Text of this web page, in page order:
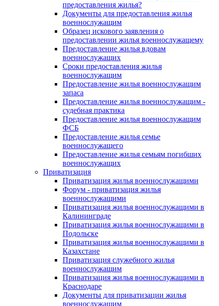
предоставления жилья?
Документы для предоставления жилья
военнослужащим
Образец искового заявления о
предоставлении жилья военнослужащему
Предоставление жилья вдовам
военнослужащих
Сроки предоставления жилья
военнослужащим
Предоставление жилья военнослужащим
запаса
Предоставление жилья военнослужащим -
судебная практика
Предоставление жилья военнослужащим
ФСБ
Предоставление жилья семье
военнослужащего
Предоставление жилья семьям погибших
военнослужащих
Приватизация
Приватизация жилья военнослужащими
Форум - приватизация жилья
военнослужащими
Приватизация жилья военнослужащими в
Калининграде
Приватизация жилья военнослужащими в
Подольске
Приватизация жилья военнослужащими в
Казахстане
Приватизация служебного жилья
военнослужащим
Приватизация жилья военнослужащими в
Краснодаре
Документы для приватизации жилья
военнослужащим